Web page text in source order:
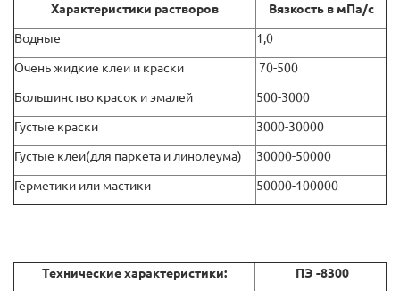
Характеристики растворов Вязкость в мПа/с
Водные 1,0
Очень жидкие клеи и краски 70-500
Большинство красок и эмалей 500-3000
Густые краски 3000-30000
Густые клеи(для паркета и линолеума) 30000-50000
Герметики или мастики 50000-100000
Технические характеристики: ПЭ -8300